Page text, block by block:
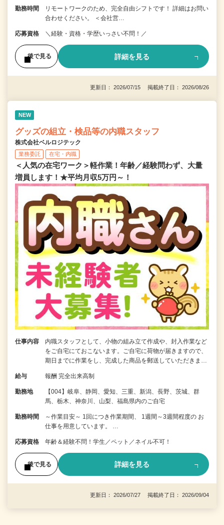
勤務時間
リモートワークのため、完全自由シフトです！ 詳細はお問い
合わせください。 ＜会社営…
応募資格 ＼経験・資格・学歴いっさい不問！／
後で見る 詳細を見る
更新日： 2026/07/15 掲載終了日： 2026/08/26
NEW
グッズの組立・検品等の内職スタッフ
株式会社ベルロジテック
業務委託 在宅・内職
＜人気の在宅ワーク＞軽作業！年齢／経験問わず、大量
増員します！★平均月収5万円～！
仕事内容
内職スタッフとして、小物の組み立て作成や、封入作業など
をご自宅にておこないます。ご自宅に荷物が届きますので、
期日までに作業をし、完成した商品を郵送していただきま…
給与 報酬 完全出来高制
勤務地
【004】岐阜、静岡、愛知、三重、新潟、長野、茨城、群
馬、栃木、神奈川、山梨、福島県内のご自宅
勤務時間
～作業目安～ 1回につき作業期間、 1週間～3週間程度の お
仕事を用意しています。 …
応募資格 年齢＆経験不問！学生／ペット／ネイル不可！
後で見る 詳細を見る
更新日： 2026/07/27 掲載終了日： 2026/09/04